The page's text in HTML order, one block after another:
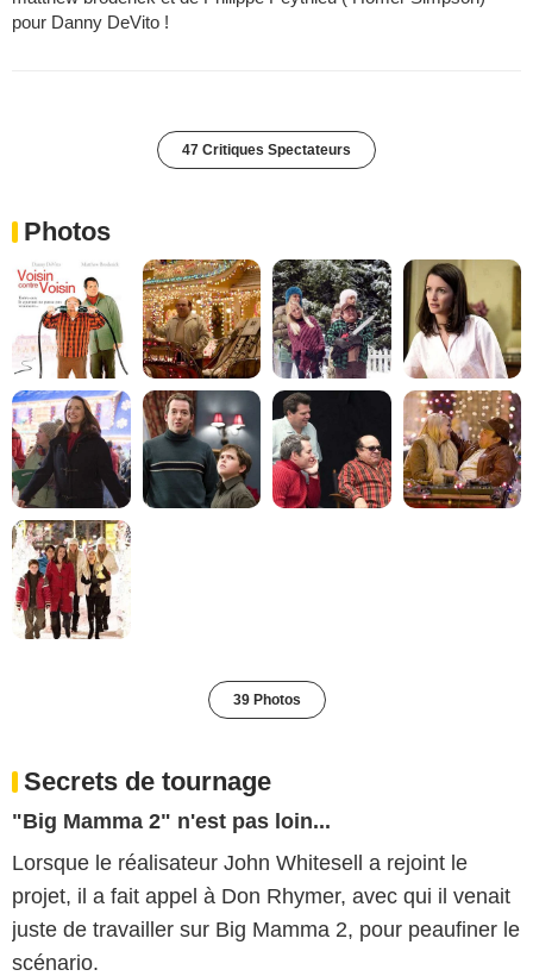
pour Danny DeVito !
47 Critiques Spectateurs
Photos
39 Photos
Secrets de tournage
"Big Mamma 2" n'est pas loin...
Lorsque le réalisateur John Whitesell a rejoint le
projet, il a fait appel à Don Rhymer, avec qui il venait
juste de travailler sur Big Mamma 2, pour peaufiner le
scénario.